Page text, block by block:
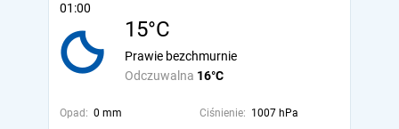
01:00
15°C
Odczuwalna 16°C
Prawie bezchmurnie
Opad: 0 mm Ciśnienie: 1007 hPa